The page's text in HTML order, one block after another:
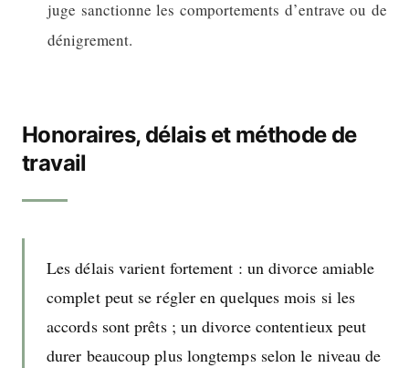
juge sanctionne les comportements d’entrave ou de
dénigrement.
Honoraires, délais et méthode de
travail
Les délais varient fortement : un divorce amiable
complet peut se régler en quelques mois si les
accords sont prêts ; un divorce contentieux peut
durer beaucoup plus longtemps selon le niveau de